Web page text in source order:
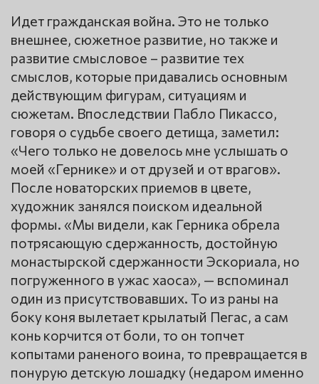
Идет гражданская война. Это не только
внешнее, сюжетное развитие, но также и
развитие смысловое – развитие тех
смыслов, которые придавались основным
действующим фигурам, ситуациям и
сюжетам. Впоследствии Пабло Пикассо,
говоря о судьбе своего детища, заметил:
«Чего только не довелось мне услышать о
моей «Гернике» и от друзей и от врагов».
После новаторских приемов в цвете,
художник занялся поиском идеальной
формы. «Мы видели, как Герника обрела
потрясающую сдержанность, достойную
монастырской сдержанности Эскориала, но
погруженного в ужас хаоса», — вспоминал
один из присутствовавших. То из раны на
боку коня вылетает крылатый Пегас, а сам
конь корчится от боли, то он топчет
копытами раненого воина, то превращается в
понурую детскую лошадку (недаром именно